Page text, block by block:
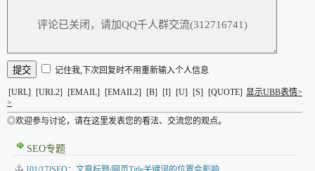
记住我,下次回复时不用重新输入个人信息
[URL] [URL2] [EMAIL] [EMAIL2] [B] [I] [U] [S] [QUOTE] 显示UBB表情>
>
◎欢迎参与讨论，请在这里发表您的看法、交流您的观点。
SEO专题